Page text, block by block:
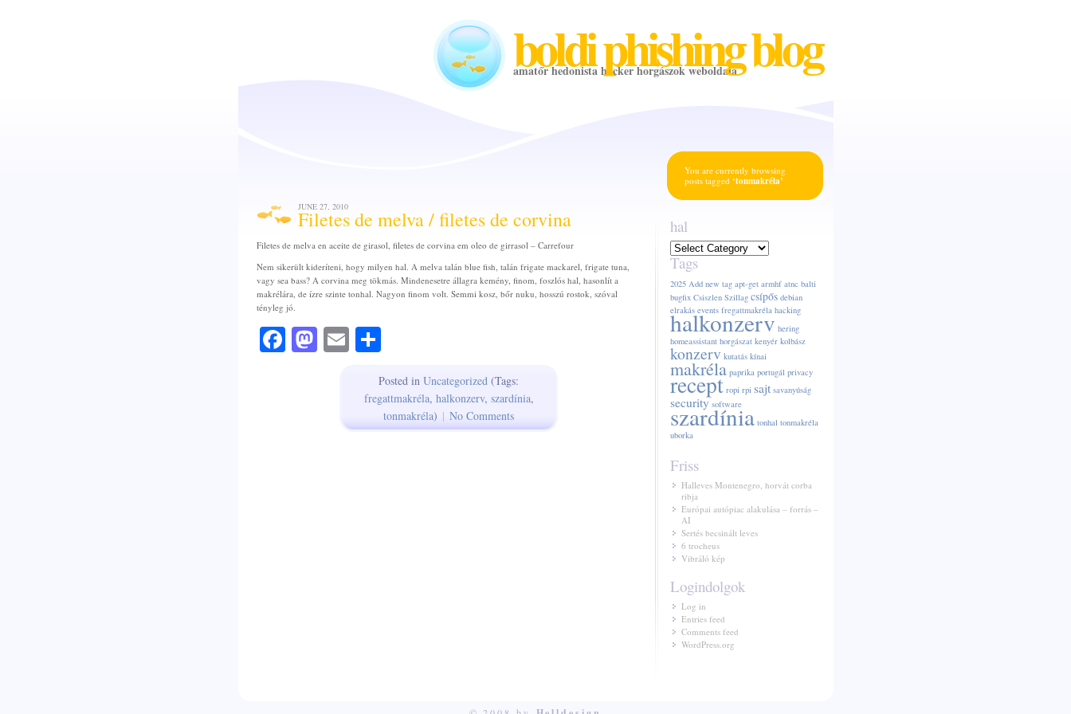
boldi phishing blog
amatőr hedonista hacker horgászok weboldala
JUNE 27, 2010
Filetes de melva / filetes de corvina
Filetes de melva en aceite de girasol, filetes de corvina em oleo de girrasol – Carrefour
Nem sikerült kideríteni, hogy milyen hal. A melva talán blue fish, talán frigate mackarel, frigate tuna,
vagy sea bass? A corvina meg tökmás. Mindenesetre állagra kemény, finom, foszlós hal, hasonlít a
makrélára, de ízre szinte tonhal. Nagyon finom volt. Semmi kosz, bőr nuku, hosszú rostok, szóval
tényleg jó.
Facebook
Mastodon
EmailShare
Posted in Uncategorized (Tags:
fregattmakréla, halkonzerv, szardínia,
tonmakréla) | No Comments
You are currently browsing
posts tagged ‘tonmakréla’
hal
hal
Tags
2025 Add new tag apt-get armhf atnc balti
bugfix Csiszlen Szillag csípős debian
elrakás events fregattmakréla hacking
halkonzerv hering
homeassistant horgászat kenyér kolbász
konzerv kutatás kínai
makréla paprika portugál privacy
recept ropi rpi sajt savanyúság
security software
szardínia tonhal tonmakréla
uborka
Friss
Halleves Montenegro, horvát corba
ribja
Európai autópiac alakulása – forrás –
AI
Sertés becsinált leves
6 trocheus
Vibráló kép
Logindolgok
Log in
Entries feed
Comments feed
WordPress.org